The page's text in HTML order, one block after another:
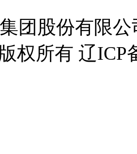
团股份有限
权所有 辽ICP